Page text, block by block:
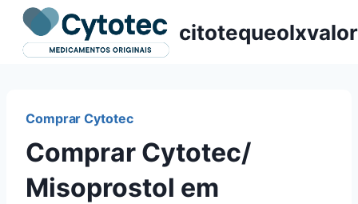
Pular
para
citotequeolxvalor
Comprar Cytotec
Comprar Cytotec/
Misoprostol em